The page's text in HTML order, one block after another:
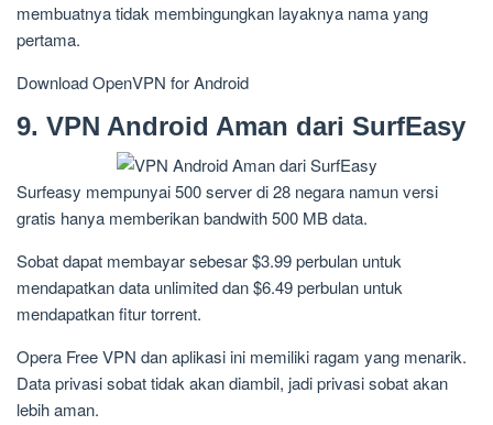
membuatnya tidak membingungkan layaknya nama yang
pertama.
Download OpenVPN for Android
9. VPN Android Aman dari SurfEasy
Surfeasy mempunyai 500 server di 28 negara namun versi
gratis hanya memberikan bandwith 500 MB data.
Sobat dapat membayar sebesar $3.99 perbulan untuk
mendapatkan data unlimited dan $6.49 perbulan untuk
mendapatkan fitur torrent.
Opera Free VPN dan aplikasi ini memiliki ragam yang menarik.
Data privasi sobat tidak akan diambil, jadi privasi sobat akan
lebih aman.